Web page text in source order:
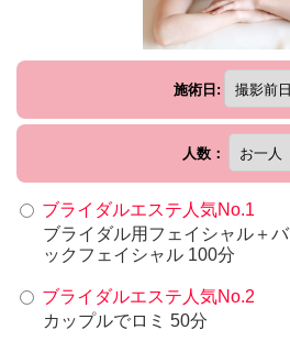
施術日:
人数：
ブライダルエステ人気No.1
ブライダル用フェイシャル＋バ
ックフェイシャル 100分
ブライダルエステ人気No.2
カップルでロミ 50分